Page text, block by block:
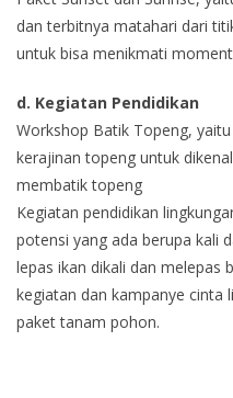
dan terbitnya matahari dari
untuk bisa menikmati
d. Kegiatan Pendidikan
Workshop Batik Topeng,
kerajinan topeng untuk
membatik topeng
Kegiatan pendidikan
potensi yang ada berupa kali
lepas ikan dikali dan melepas
kegiatan dan kampanye cinta
paket tanam pohon.